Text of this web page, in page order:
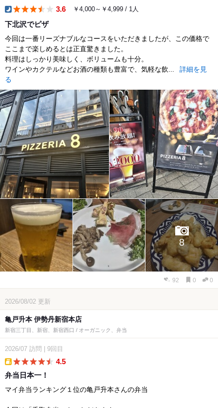
3.6 ￥4,000～￥4,999 / 1人
下北沢でピザ
今回は一番リーズナブルなコースをいただきましたが、この価格で
ここまで楽しめるとは正直驚きました。
料理はしっかり美味しく、ボリュームも十分。
ワインやカクテルなどお酒の種類も豊富で、気軽な飲...
詳細を見
る
8
92 0 0
2026/08/02 更新
亀戸升本 伊勢丹新宿本店
新宿三丁目、新宿、新宿西口 / オーガニック、弁当
2026/07 訪問 9回目
4.5
弁当日本一！
マイ弁当ランキング１位の亀戸升本さんの弁当